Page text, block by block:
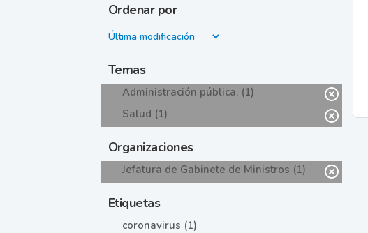
Ordenar por
Temas
Administración pública. (1)
Salud (1)
Organizaciones
Jefatura de Gabinete de Ministros (1)
Etiquetas
coronavirus (1)